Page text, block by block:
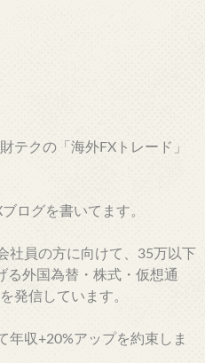
テクの「海外FXトレード」
ログを書いてます。
社員の方に向けて、35万以下
る外国為替・株式・仮想通
発信しています。
年収+20%アップを約束しま